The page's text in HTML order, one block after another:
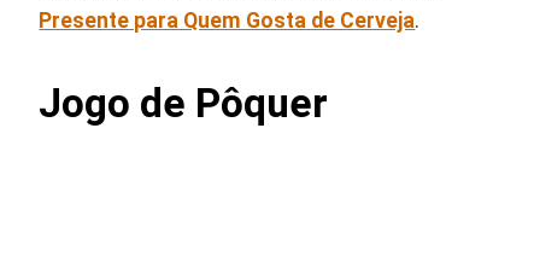
Presente para Quem Gosta de Cerveja.
Jogo de Pôquer